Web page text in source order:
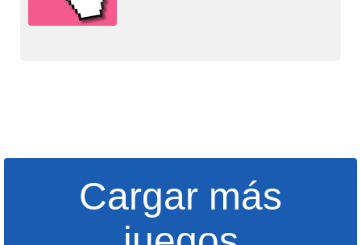
Cargar más